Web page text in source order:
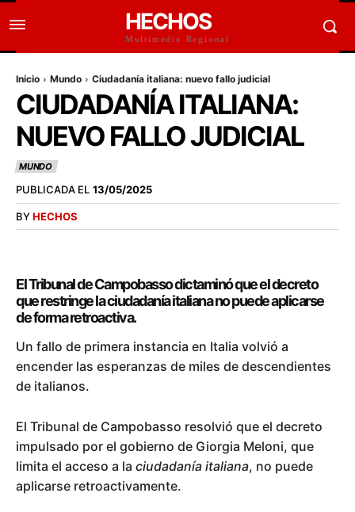
HECHOS
Multimedio Regional
Inicio Mundo Ciudadanía italiana: nuevo fallo judicial
CIUDADANÍA ITALIANA:
NUEVO FALLO JUDICIAL
MUNDO
PUBLICADA EL 13/05/2025
BYHECHOS
El Tribunal de Campobasso dictaminó que el decreto
que restringe la ciudadanía italiana no puede aplicarse
de forma retroactiva.
Un fallo de primera instancia en Italia volvió a
encender las esperanzas de miles de descendientes
de italianos.
El Tribunal de Campobasso resolvió que el decreto
impulsado por el gobierno de Giorgia Meloni, que
limita el acceso a la ciudadanía italiana, no puede
aplicarse retroactivamente.